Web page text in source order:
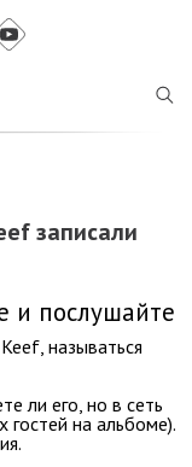
записали
и послушайте
называться
ли его, но в сеть
гостей на альбоме).